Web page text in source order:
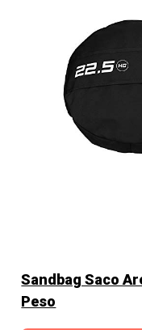
Sandbag Saco
Peso